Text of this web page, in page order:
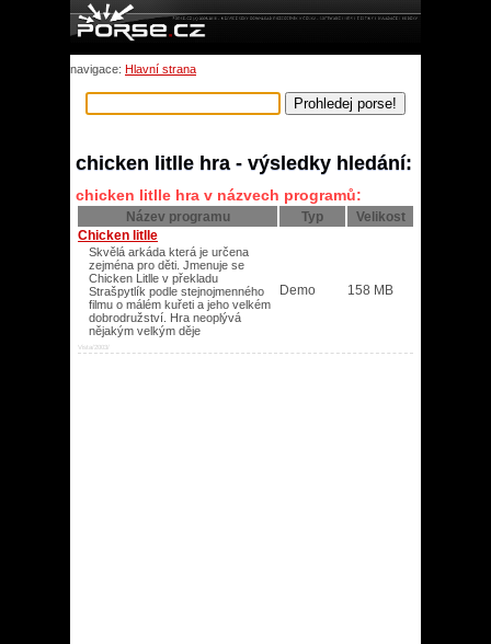
navigace: Hlavní strana
chicken litlle hra - výsledky hledání:
chicken litlle hra v názvech programů:
Název programu Typ
Velikost
Chicken litlle
Skvělá arkáda která je určena
zejména pro děti. Jmenuje se
Chicken Litlle v překladu
Strašpytlík podle stejnojmenného
filmu o málém kuřeti a jeho velkém
dobrodružství. Hra neoplývá
nějakým velkým děje
Vista/2003/
Demo 158 MB